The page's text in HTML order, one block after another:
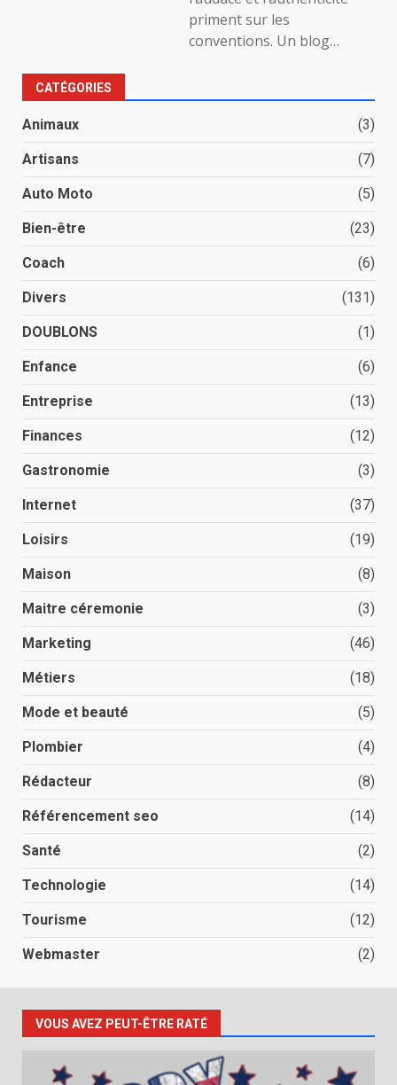
priment sur les
conventions. Un blog…
CATÉGORIES
Animaux (3)
Artisans (7)
Auto Moto (5)
Bien-être (23)
Coach (6)
Divers (131)
DOUBLONS (1)
Enfance (6)
Entreprise (13)
Finances (12)
Gastronomie (3)
Internet (37)
Loisirs (19)
Maison (8)
Maitre céremonie (3)
Marketing (46)
Métiers (18)
Mode et beauté (5)
Plombier (4)
Rédacteur (8)
Référencement seo (14)
Santé (2)
Technologie (14)
Tourisme (12)
Webmaster (2)
VOUS AVEZ PEUT-ÊTRE RATÉ